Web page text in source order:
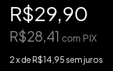
R$29,90
R$28,41 com PIX
2x deR$14,95sem juros